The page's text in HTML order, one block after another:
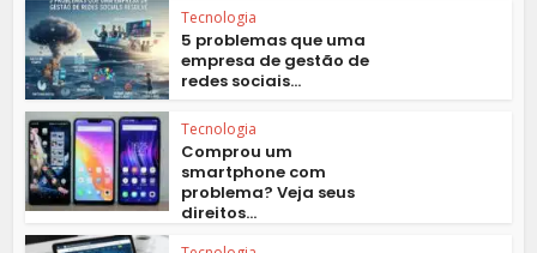
Tecnologia
5 problemas que uma
empresa de gestão de
redes sociais...
Tecnologia
Comprou um
smartphone com
problema? Veja seus
direitos...